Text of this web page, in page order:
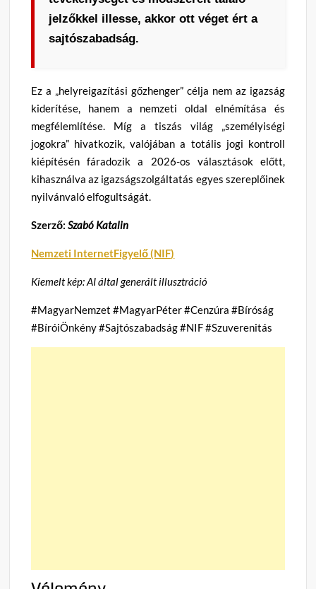
jelzőkkel illesse, akkor ott véget ért a
sajtószabadság.
Ez a „helyreigazítási gőzhenger” célja nem az igazság
kiderítése, hanem a nemzeti oldal elnémítása és
megfélemlítése. Míg a tiszás világ „személyiségi
jogokra” hivatkozik, valójában a totális jogi kontroll
kiépítésén fáradozik a 2026-os választások előtt,
kihasználva az igazságszolgáltatás egyes szereplőinek
nyilvánvaló elfogultságát.
Szerző:Szabó Katalin
Nemzeti InternetFigyelő (NIF)
Kiemelt kép: AI által generált illusztráció
#MagyarNemzet #MagyarPéter #Cenzúra #Bíróság
#BíróiÖnkény #Sajtószabadság #NIF #Szuverenitás